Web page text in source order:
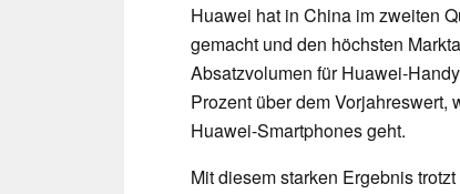
Huawei hat in China im zweiten
gemacht und den höchsten
Absatzvolumen für Huawei-
Prozent über dem
Huawei-Smartphones geht.
Mit diesem starken Ergebnis trotzt